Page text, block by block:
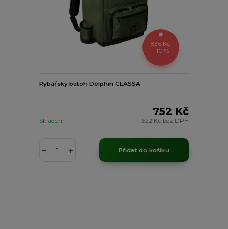
836 Kč
- 10 %
Rybářský batoh Delphin CLASSA
752 Kč
622 Kč bez DPH
Skladem
Přidat do košíku